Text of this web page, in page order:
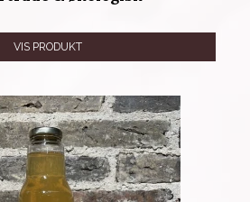
VIS PRODUKT